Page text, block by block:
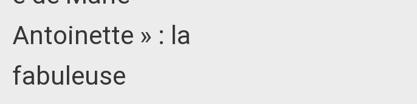
Antoinette » : la
fabuleuse